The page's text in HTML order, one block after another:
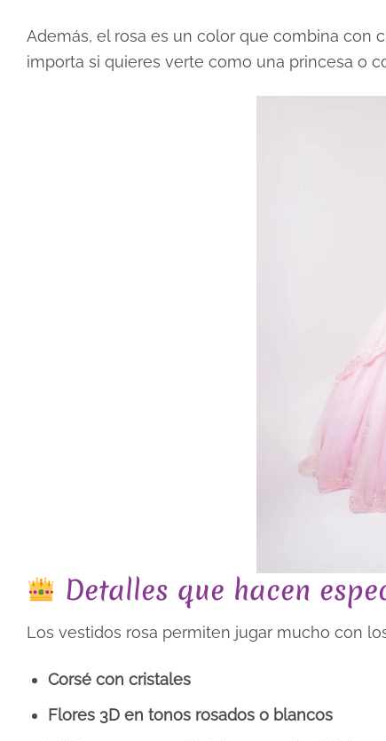
Además, el rosa es un color que combina con
importa si quieres verte como una princesa o
Detalles que hacen
Los vestidos rosa permiten jugar mucho con
Corsé con cristales
Flores 3D en tonos rosados o blancos